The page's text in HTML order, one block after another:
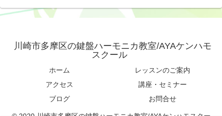
川崎市多摩区の鍵盤ハーモニカ教室/AYAケンハモ
スクール
ホーム
レッスンのご案内
アクセス
講座・セミナー
ブログ
お問合せ